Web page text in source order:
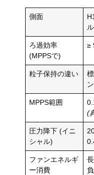
側面
ろ過効率
(MPPSで)
≥
粒子保持の違い
MPPS範囲
(
圧力降下 (イニ
シャル)
ファンエネルギ
ー消費